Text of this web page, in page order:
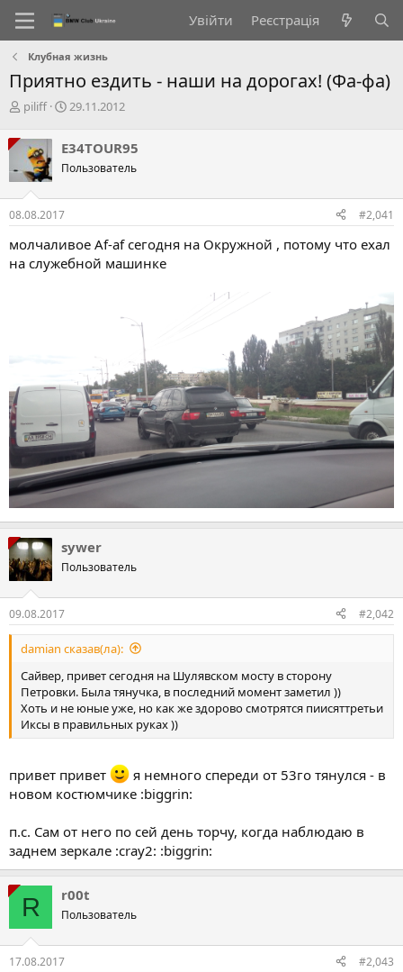
Увійти Реєстрація
Клубная жизнь
Приятно ездить - наши на дорогах! (Фа-фа)
А
т
о
р
т
е
м
piliff
Д
а
с
в
е
н
29.11.2012
E34TOUR95
Пользователь
08.08.2017 #2,041
молчаливое Af-af сегодня на Окружной , потому что ехал
на служебной машинке
sywer
Пользователь
09.08.2017 #2,042
damian сказав(ла):
Сайвер, привет сегодня на Шулявском мосту в сторону
Петровки. Была тянучка, в последний момент заметил ))
Хоть и не юные уже, но как же здорово смотрятся пиисяттретьи
Иксы в правильных руках ))
привет привет
я немного спереди от 53го тянулся - в
новом костюмчике :biggrin:
п.с. Сам от него по сей день торчу, когда наблюдаю в
заднем зеркале :cray2: :biggrin:
R r00t
Пользователь
17.08.2017 #2,043